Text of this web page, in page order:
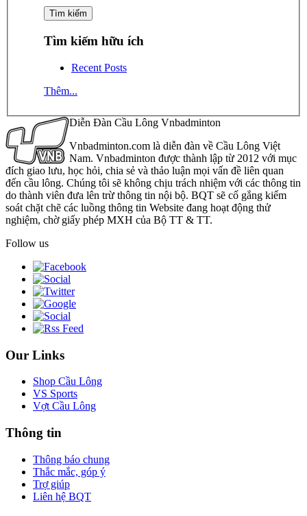
Tìm kiếm hữu ích
Recent Posts
Thêm...
Diễn Đàn Cầu Lông Vnbadminton
Vnbadminton.com là diễn đàn về Cầu Lông Việt
Nam. Vnbadminton được thành lập từ 2012 với mục
đích giao lưu, học hỏi, chia sẻ và thảo luận mọi vấn đề liên quan
đến cầu lông. Chúng tôi sẽ không chịu trách nhiệm với các thông tin
do thành viên đưa lên trừ thông tin nội bộ. BQT sẽ cố gắng kiểm
soát chặt chẽ các luồng thông tin Website đang hoạt động thử
nghiệm, chờ giấy phép MXH của Bộ TT & TT.
Follow us
Our Links
Shop Cầu Lông
VS Sports
Vợt Cầu Lông
Thông tin
Thông báo chung
Thắc mắc, góp ý
Trợ giúp
Liên hệ BQT